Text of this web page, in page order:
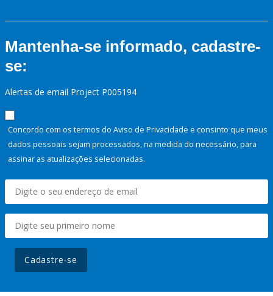
Mantenha-se informado, cadastre-
se:
Alertas de email Project P005194
Concordo com os termos do Aviso de Privacidade e consinto que meus
dados pessoais sejam processados, na medida do necessário, para
assinar as atualizações selecionadas.
Cadastre-se